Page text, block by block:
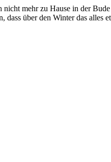
mehr zu Hause in der
dass über den Winter das alles